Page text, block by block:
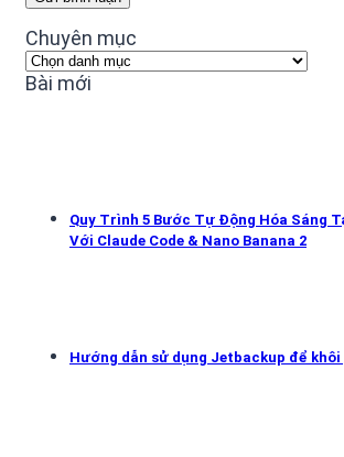
Chuyên mục
Chuyên
mục
Bài mới
Quy Trình 5 Bước Tự Động Hóa Sáng
Với Claude Code & Nano Banana 2
Hướng dẫn sử dụng Jetbackup để